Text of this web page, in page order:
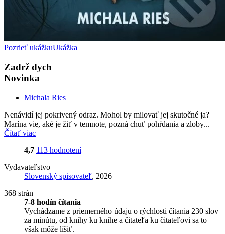
Pozrieť ukážkuUkážka
Zadrž dych
Novinka
Michala Ries
Nenávidí jej pokrivený odraz. Mohol by milovať jej skutočné ja?
Marína vie, aké je žiť v temnote, pozná chuť pohŕdania a zloby...
Čítať viac
4,7 113 hodnotení
Vydavateľstvo
Slovenský spisovateľ, 2026
368 strán
7-8 hodín čítania
Vychádzame z priemerného údaju o rýchlosti čítania 230 slov
za minútu, od knihy ku knihe a čitateľa ku čitateľovi sa to
však môže líšiť.